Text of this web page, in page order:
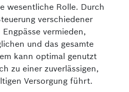
wesentliche Rolle. Durch
verschiedener
vermieden,
und das gesamte
kann optimal genutzt
zu einer zuverlässigen,
Versorgung führt.